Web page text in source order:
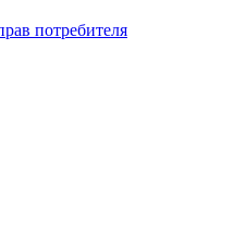
потребителя